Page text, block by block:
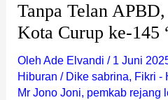
Tanpa Telan
Kota Curup ke-145
Oleh Ade Elvandi / 1 Juni
Hiburan / Dike sabrina, Fikri -
Mr Jono Joni, pemkab rejang